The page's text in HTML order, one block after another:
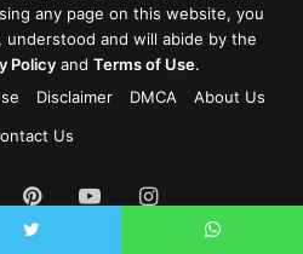
any page on this website, you
understood and will abide by the
Policyand Terms of Use.
Disclaimer DMCA
About Us
Us
PinterestYouTubeInstagram